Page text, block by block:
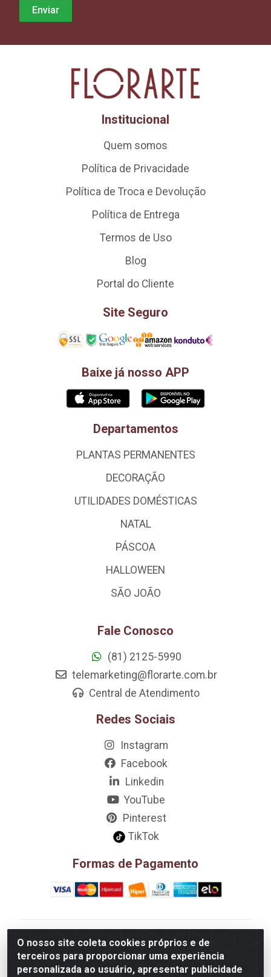
O nosso site coleta cookies próprios e de
terceiros para proporcionar uma experiência
personalizada ao usuário, apresentar publicidade
Institucional
Quem somos
Política de Privacidade
Política de Troca e Devolução
Política de Entrega
Termos de Uso
Blog
Portal do Cliente
Site Seguro
Baixe já nosso APP
Departamentos
PLANTAS PERMANENTES
DECORAÇÃO
UTILIDADES DOMÉSTICAS
NATAL
PÁSCOA
HALLOWEEN
SÃO JOÃO
Fale Conosco
(81) 2125-5990
telemarketing@florarte.com.br
Central de Atendimento
Redes Sociais
Instagram
Facebook
Linkedin
YouTube
Pinterest
TikTok
Formas de Pagamento
D&A Decoração e Ambientação LTDA - Rua Riachão,
807 – 3A, 4A, 5A, 12A, 14A - Muribeca, Jaboatão dos
Guararapes/PE - CEP 54.355-057 - CNPJ